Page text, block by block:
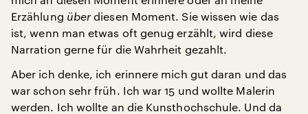
Erzählung über diesen Moment. Sie wissen wie das
ist, wenn man etwas oft genug erzählt, wird diese
Narration gerne für die Wahrheit gezahlt.
Aber ich denke, ich erinnere mich gut daran und das
war schon sehr früh. Ich war 15 und wollte Malerin
werden. Ich wollte an die Kunsthochschule. Und da